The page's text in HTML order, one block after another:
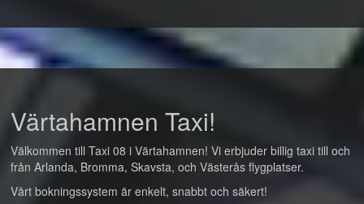
Värtahamnen Taxi!
Välkommen till Taxi 08 i Värtahamnen! Vi erbjuder billig taxi till och
från Arlanda, Bromma, Skavsta, och Västerås flygplatser.
Vårt bokningssystem är enkelt, snabbt och säkert!